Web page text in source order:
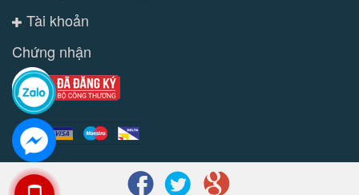
Tài khoản
Chứng nhận